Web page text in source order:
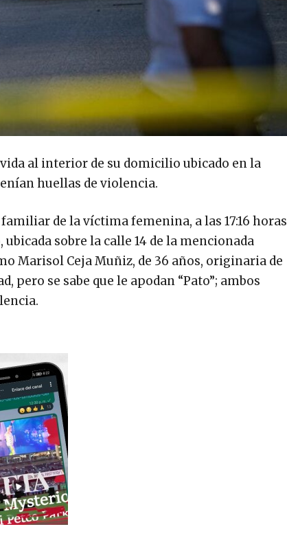
al interior de su domicilio ubicado en la
huellas de violencia.
de la víctima femenina, a las 17:16 horas
sobre la calle 14 de la mencionada
Marisol Ceja Muñiz, de 36 años, originaria de
pero se sabe que le apodan “Pato”; ambos